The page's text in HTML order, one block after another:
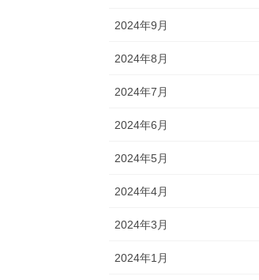
2024年9月
2024年8月
2024年7月
2024年6月
2024年5月
2024年4月
2024年3月
2024年1月